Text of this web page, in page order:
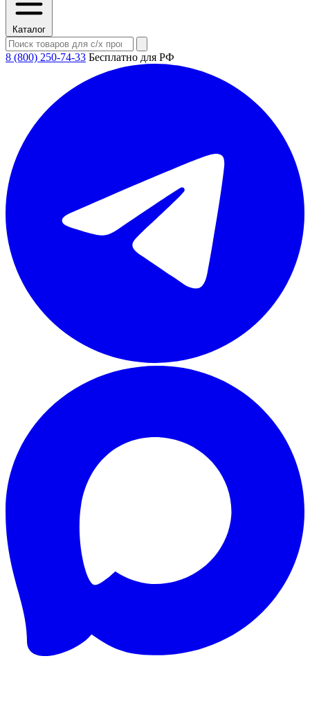
Каталог
8 (800) 250-74-33 Бесплатно для РФ